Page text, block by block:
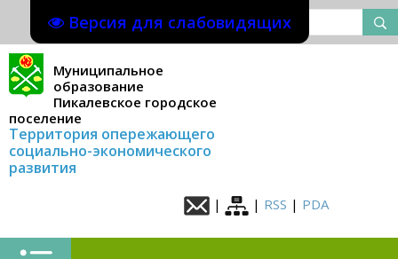
Версия для слабовидящих
Муниципальное
образование
Пикалевское городское
поселение
Территория опережающего
социально-экономического
развития
| | RSS | PDA